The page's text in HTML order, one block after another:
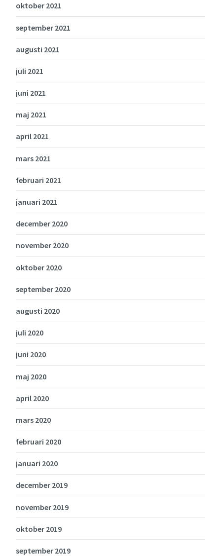
oktober 2021
september 2021
augusti 2021
juli 2021
juni 2021
maj 2021
april 2021
mars 2021
februari 2021
januari 2021
december 2020
november 2020
oktober 2020
september 2020
augusti 2020
juli 2020
juni 2020
maj 2020
april 2020
mars 2020
februari 2020
januari 2020
december 2019
november 2019
oktober 2019
september 2019